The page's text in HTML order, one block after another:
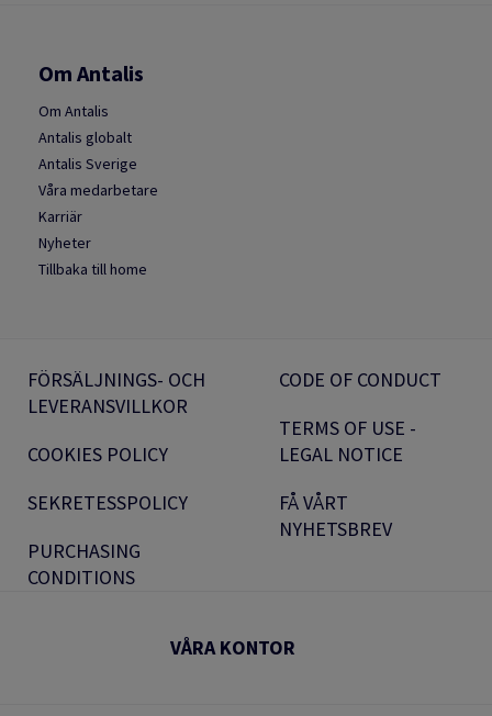
Om Antalis
Om Antalis
Antalis globalt
Antalis Sverige
Våra medarbetare
Karriär
Nyheter
Tillbaka till home
FÖRSÄLJNINGS- OCH
LEVERANSVILLKOR
COOKIES POLICY
SEKRETESSPOLICY
PURCHASING
CONDITIONS
CODE OF CONDUCT
TERMS OF USE -
LEGAL NOTICE
FÅ VÅRT
NYHETSBREV
VÅRA KONTOR